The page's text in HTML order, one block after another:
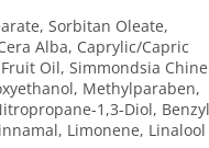
Sorbitan Oleate,
Alba, Caprylic/Capric
Oil, Simmondsia
Methylparaben,
1,3-Diol, Benzyl
Limonene, Linalool